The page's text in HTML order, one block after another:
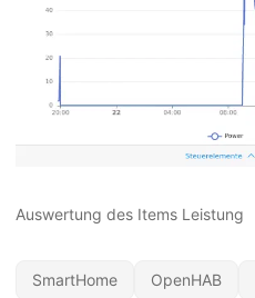
Auswertung des Items Leistung
SmartHome OpenHAB